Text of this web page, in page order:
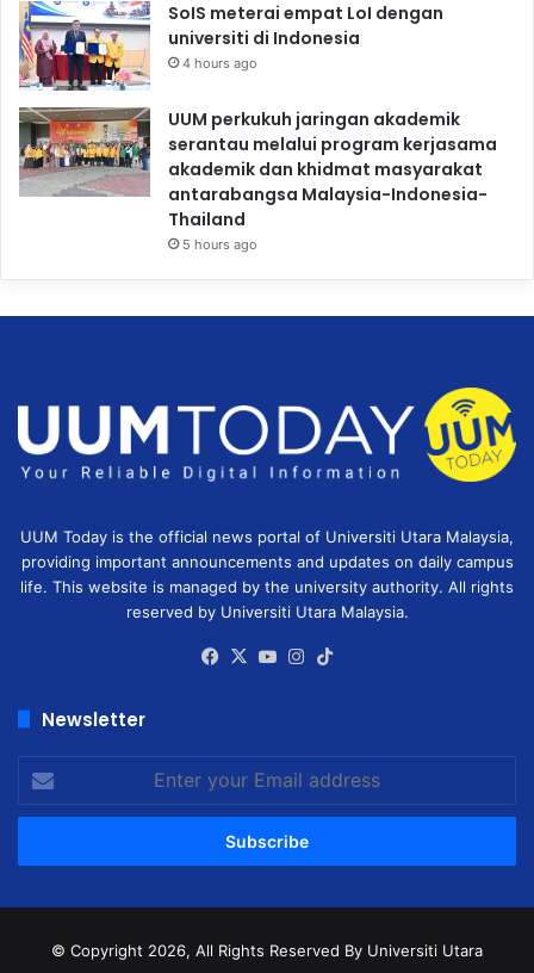
SoIS meterai empat LoI dengan
universiti di Indonesia
4 hours ago
UUM perkukuh jaringan akademik
serantau melalui program kerjasama
akademik dan khidmat masyarakat
antarabangsa Malaysia-Indonesia-
Thailand
5 hours ago
UUM Today is the official news portal of Universiti Utara Malaysia,
providing important announcements and updates on daily campus
life. This website is managed by the university authority. All rights
reserved by Universiti Utara Malaysia.
Facebook
X YouTubeInstagram
Newsletter
your
Email
© Copyright 2026, All Rights Reserved By Universiti Utara